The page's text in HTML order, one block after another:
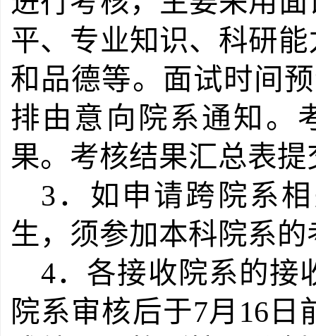
平、专业知识、科研
和品德等。面试时间
排由意向院系通知。
果。考核结果汇总表
3．如申请跨院系
生，须参加本科院系
4．各接收院系的接
院系审核后于7月16